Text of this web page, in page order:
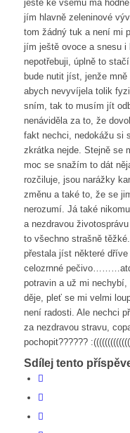
ještě ke všemu má
jím hlavně zeleninové
tom žádný tuk a není mi
jím ještě ovoce a snesu i
nepotřebuji, úplně to
bude nutit jíst, jenže
abych nevyvíjela tolik
sním, tak to musím jít
nenáviděla za to, že
fakt nechci, nedokážu si
zkrátka nejde. Stejně se
moc se snažím to dát
rozčiluje, jsou narážky
změnu a také to, že se
nerozumí. Já také
a nezdravou
to všechno strašně
přestala jíst některé
celozrnné
potravin a už mi
děje, pleť se mi velmi
není radosti. Ale nechci
za nezdravou stravu,
pochopit??????
Sdílej tento